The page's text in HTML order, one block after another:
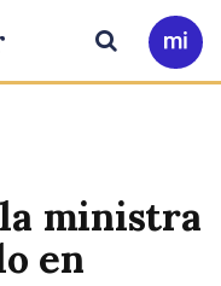
Ir
a
Buscar
ministra
en